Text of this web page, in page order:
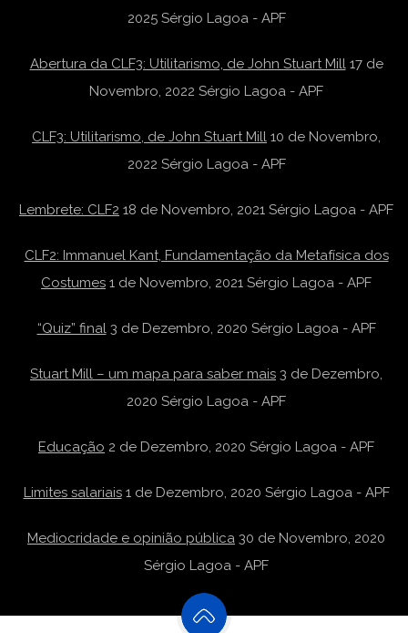
2025 Sérgio Lagoa - APF
Abertura da CLF3: Utilitarismo, de John Stuart Mill 17 de
Novembro, 2022 Sérgio Lagoa - APF
CLF3: Utilitarismo, de John Stuart Mill 10 de Novembro,
2022 Sérgio Lagoa - APF
Lembrete: CLF2 18 de Novembro, 2021 Sérgio Lagoa - APF
CLF2: Immanuel Kant, Fundamentação da Metafísica dos
Costumes 1 de Novembro, 2021 Sérgio Lagoa - APF
“Quiz” final 3 de Dezembro, 2020 Sérgio Lagoa - APF
Stuart Mill – um mapa para saber mais 3 de Dezembro,
2020 Sérgio Lagoa - APF
Educação 2 de Dezembro, 2020 Sérgio Lagoa - APF
Limites salariais 1 de Dezembro, 2020 Sérgio Lagoa - APF
Mediocridade e opinião pública 30 de Novembro, 2020
Sérgio Lagoa - APF